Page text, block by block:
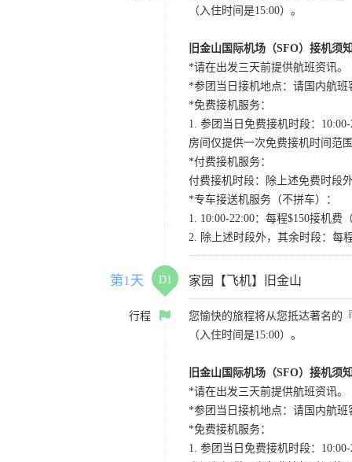
（入住时间是15:00）。
旧金山国际机场（SFO）接机须
*请在出发三天前提供航班资讯。
*参团当日接机地点：请国内航班
*免费接机服务：
1. 参团当日免费接机时段：
房间仅提供一次免费接机时间范
*付费接机服务：
付费接机时段：除上述免费时段
*专车接送机服务（不拼车）：
1. 10:00-22:00：每程$150接机
2. 除上述时段外，其余时段：每
第1天 D1 家园【飞机】旧金山
行程
您愉快的旅程将从您抵达著名的
（入住时间是15:00）。
旧金山国际机场（SFO）接机须
*请在出发三天前提供航班资讯。
*参团当日接机地点：请国内航班
*免费接机服务：
1. 参团当日免费接机时段：